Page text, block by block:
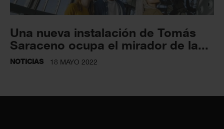
Una nueva instalación de Tomás
Saraceno ocupa el mirador de la...
NOTICIAS 18 MAYO 2022